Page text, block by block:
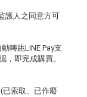
護人之同意方可
轉跳LINE Pay支
，即完成購買。
已索取、已作廢